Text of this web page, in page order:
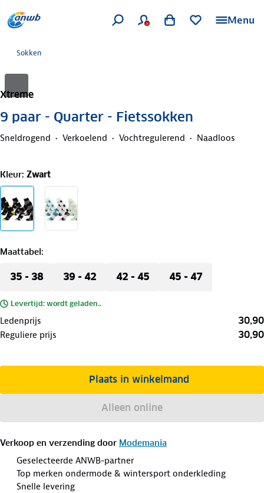
Menu
Sokken
Xtreme
9 paar - Quarter - Fietssokken
Sneldrogend Verkoelend Vochtregulerend Naadloos
Kleur: Zwart
Maattabel:
35 - 38 39 - 42 42 - 45 45 - 47
Levertijd: wordt geladen..
Ledenprijs 30,90
Reguliere prijs 30,90
Plaats in winkelmand
Alleen online
Verkoop en verzending door Modemania
Geselecteerde ANWB-partner
Top merken ondermode & wintersport onderkleding
Snelle levering